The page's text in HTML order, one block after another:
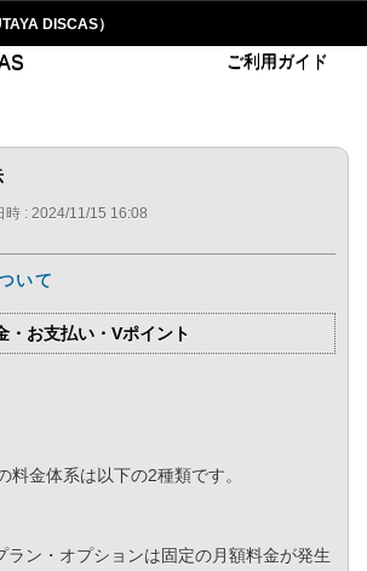
DISCAS）
ご利用ガイド
時 : 2024/11/15 16:08
いて
・お支払い・Vポイント
料金体系は以下の2種類です。
ラン・オプションは固定の月額料金が発生